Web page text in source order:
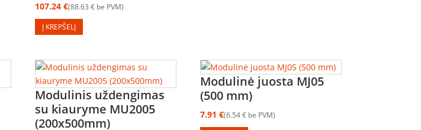
107.24€ 88.63€ be PVM
Į KREPŠELĮ
Modulinis uždengimas
su kiauryme MU2005
(200x500mm)
Modulinė juosta MJ05
(500 mm)
7.91€ 6.54€ be PVM